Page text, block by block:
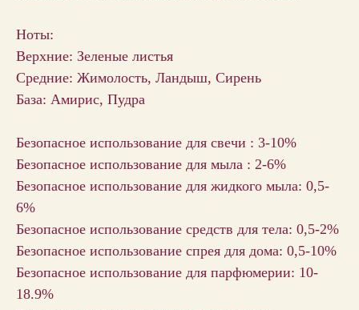
Ноты:
Верхние: Зеленые листья
Средние: Жимолость, Ландыш, Сирень
База: Амирис, Пудра
Безопасное использование для свечи : 3-10%
Безопасное использование для мыла : 2-6%
Безопасное использование для жидкого мыла: 0,5-
6%
Безопасное использование средств для тела: 0,5-2%
Безопасное использование спрея для дома: 0,5-10%
Безопасное использование для парфюмерии: 10-
18.9%